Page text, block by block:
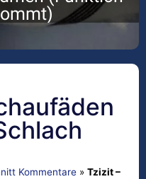
Kommentare » Tzizit –